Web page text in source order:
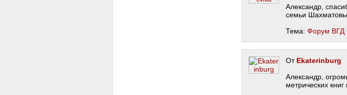
Александр,
семьи
Тема: Форум ВГД
От Ekaterinburg
Александр,
метрических